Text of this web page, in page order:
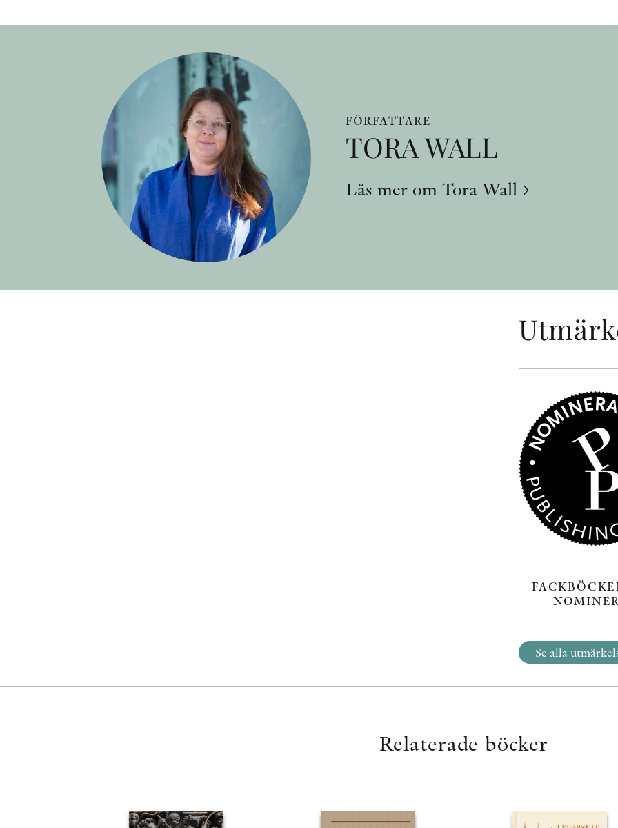
FÖRFATTARE
TORA WALL
Läs mer om Tora Wall
Se alla
Relaterade böcker